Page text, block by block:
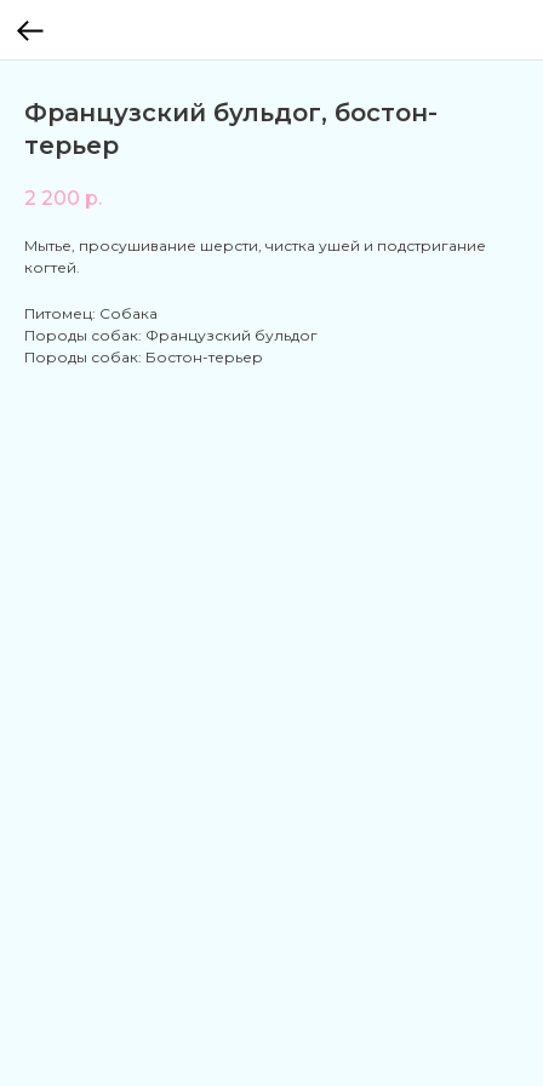
Французский бульдог, бостон-
терьер
2 200 р.
Мытье, просушивание шерсти, чистка ушей и подстригание
когтей.
Питомец: Собака
Породы собак: Французский бульдог
Породы собак: Бостон-терьер